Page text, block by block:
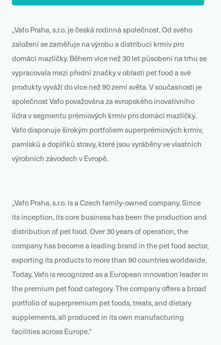
„Vafo Praha, s.r.o. je česká rodinná společnost. Od svého
založení se zaměřuje na výrobu a distribuci krmiv pro
domácí mazlíčky. Během více než 30 let působení na trhu se
vypracovala mezi přední značky v oblasti pet food a své
produkty vyváží do více než 90 zemí světa. V současnosti je
společnost Vafo považována za evropského inovativního
lídra v segmentu prémiových krmiv pro domácí mazlíčky.
Vafo disponuje širokým portfoliem superprémiových krmiv,
pamlsků a doplňků stravy, které jsou vyráběny ve vlastních
výrobních závodech v Evropě.
„Vafo Praha, s.r.o. is a Czech family-owned company. Since
its inception, its core business has been the production and
distribution of pet food. Over 30 years of operation, the
company has become a leading brand in the pet food sector,
exporting its products to more than 90 countries worldwide.
Today, Vafo is recognized as a European innovation leader in
the premium pet food category. The company offers a broad
portfolio of superpremium pet foods, treats, and dietary
supplements, all produced in its own manufacturing
facilities across Europe.“